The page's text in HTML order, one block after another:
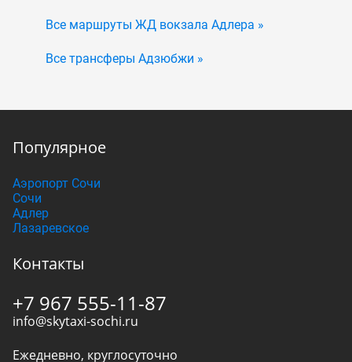
Все маршруты ЖД вокзала Адлера »
Все трансферы Адзюбжи »
Популярное
Аэропорт Сочи
Сочи
Адлер
Лазаревское
Контакты
+7 967 555-11-87
info@skytaxi-sochi.ru
Ежедневно, круглосуточно